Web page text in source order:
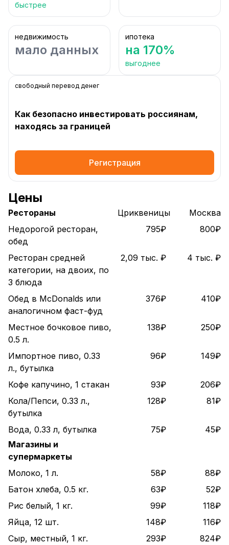
быстрее
недвижимость
мало данных
ипотека
на 170%
выгоднее
свободный перевод денег
Как безопасно инвестировать россиянам,
находясь за границей
Регистрация
Цены
Рестораны Цриквеницы
Москва
Недорогой ресторан,
обед
795₽ 800₽
Ресторан средней
категории, на двоих, по
3 блюда
2,09 тыс. ₽ 4 тыс. ₽
Обед в McDonalds или
аналогичном фаст-фуд
376₽ 410₽
Местное бочковое пиво,
0.5 л.
138₽ 250₽
Импортное пиво, 0.33
л., бутылка
96₽ 149₽
Кофе капучино, 1 стакан 93₽
206₽
Кола/Пепси, 0.33 л.,
бутылка
128₽ 81₽
Вода, 0.33 л, бутылка 75₽
45₽
Магазины и
супермаркеты
Молоко, 1 л.
58₽
88₽
Батон хлеба, 0.5 кг.
63₽
52₽
Рис белый, 1 кг.
99₽
118₽
Яйца, 12 шт.
148₽
116₽
Сыр, местный, 1 кг.
293₽ 824₽